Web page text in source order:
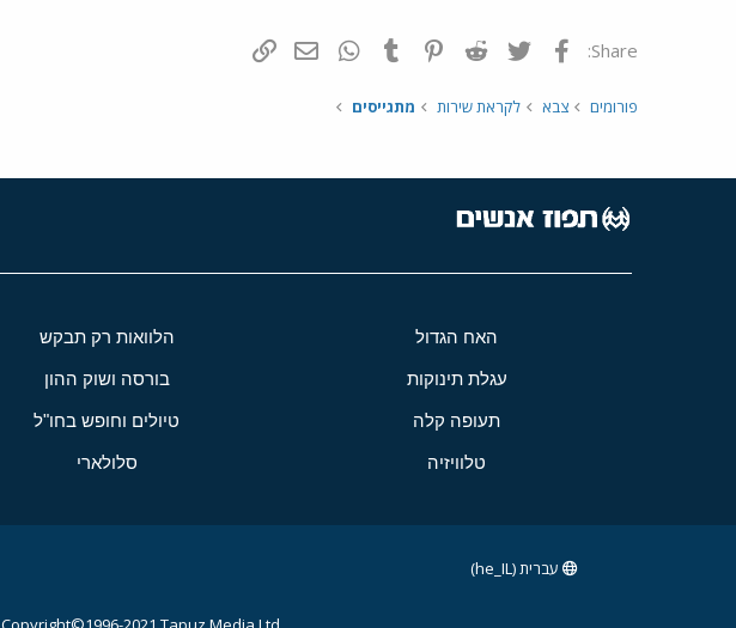
Share: פייסבוק Twitter
Reddit
Pinterest
Tumblr
WhatsAppדואר אלקטרוני
פורומים צבא לקראת שירות מתגייסים
האח הגדול הלוואות רק תבקש
עגלת תינוקות בורסה ושוק ההון
תעופה קלה טיולים וחופש בחו"ל
טלוויזיה סלולארי
עברית (he_IL)